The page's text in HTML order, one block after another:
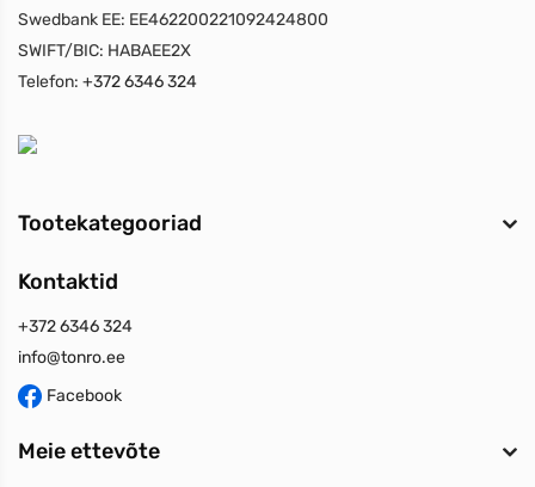
Swedbank EE: EE462200221092424800
SWIFT/BIC: HABAEE2X
Telefon: +372 6346 324
Tootekategooriad
Kontaktid
+372 6346 324
info@tonro.ee
Facebook
Meie ettevõte